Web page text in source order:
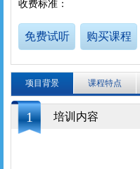
收费标准：
免费试听 购买课程
项目背景 课程特点
1 培训内容